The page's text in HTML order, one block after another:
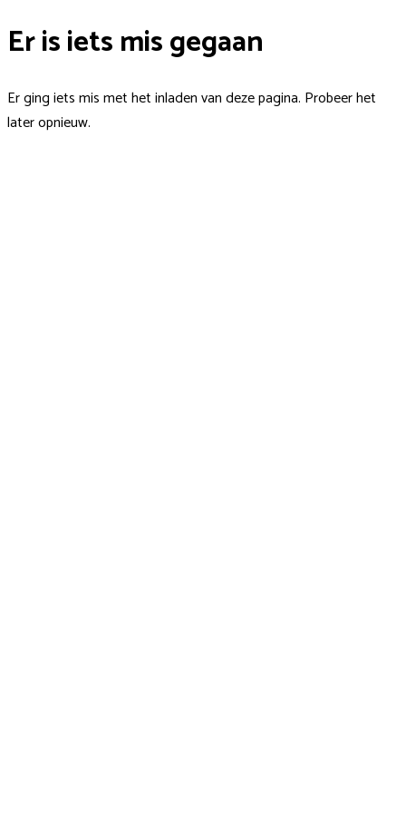
Er is iets mis gegaan
Er ging iets mis met het inladen van deze pagina. Probeer het
later opnieuw.